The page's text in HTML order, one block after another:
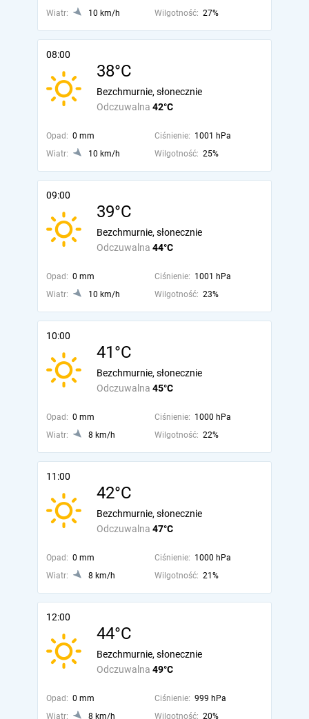
Wiatr: 10 km/h Wilgotność: 27%
08:00
38°C
Odczuwalna 42°C
Bezchmurnie, słonecznie
Opad: 0 mm Ciśnienie: 1001 hPa
Wiatr:
10 km/h Wilgotność: 25%
09:00
39°C
Odczuwalna 44°C
Bezchmurnie, słonecznie
Opad: 0 mm Ciśnienie: 1001 hPa
Wiatr:
10 km/h Wilgotność: 23%
10:00
41°C
Odczuwalna 45°C
Bezchmurnie, słonecznie
Opad: 0 mm Ciśnienie: 1000 hPa
Wiatr:
8 km/h Wilgotność: 22%
11:00
42°C
Odczuwalna 47°C
Bezchmurnie, słonecznie
Opad: 0 mm Ciśnienie: 1000 hPa
Wiatr:
8 km/h Wilgotność: 21%
12:00
44°C
Odczuwalna 49°C
Bezchmurnie, słonecznie
Opad: 0 mm Ciśnienie: 999 hPa
Wiatr:
8 km/h Wilgotność: 20%